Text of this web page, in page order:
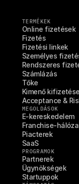
TERMÉKEK
Online fizetések
Fizetés
Fizetési linkek
Személyes
Rendszeres
Számlázás
Tőke
Kimenő
Acceptance &
MEGOLDÁSOK
E-kereskedelem
Franchise-
Piacterek
SaaS
PROGRAMOK
Partnerek
Ügynökségek
Startuppok